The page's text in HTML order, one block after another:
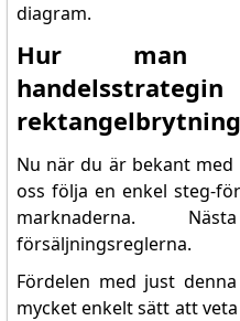
diagram.
Hur man
rektangelbrytning
Nu när du är bekant
oss följa en enkel steg-
marknaderna.
försäljningsreglerna.
Fördelen med just
mycket enkelt sätt att